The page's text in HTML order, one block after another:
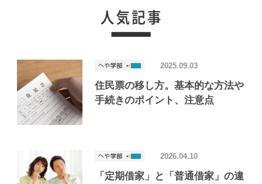
住民票の移し方。基本的な方法や
手続きのポイント、注意点
2025.09.03
「定期借家」と「普通借家」の違
2026.04.10